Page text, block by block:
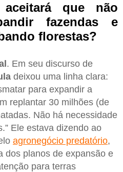
que não
fazendas e
florestas?
. Em seu discurso de
deixou uma linha clara:
para expandir a
replantar 30 milhões (de
Não há necessidade
Ele estava dizendo ao
agronegócio predatório,
dos planos de expansão e
para terras